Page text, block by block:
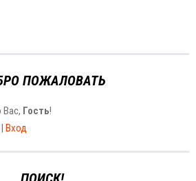
ПОЖАЛОВАТЬ
Вас, Гость!
| Вход